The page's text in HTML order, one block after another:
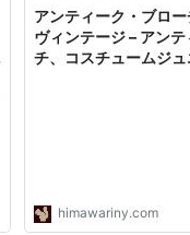
アンティーク・ブロ
ヴィンテージ – アン
チ、コスチュームジ
himawariny.com